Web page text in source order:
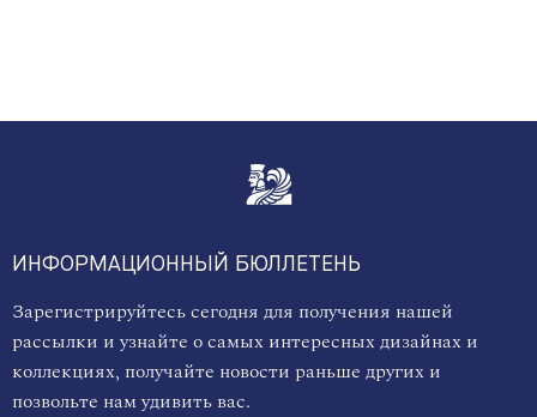
ИНФОРМАЦИОННЫЙ БЮЛЛЕТЕНЬ
Зарегистрируйтесь сегодня для получения нашей
рассылки и узнайте о самых интересных дизайнах и
коллекциях, получайте новости раньше других и
позвольте нам удивить вас.